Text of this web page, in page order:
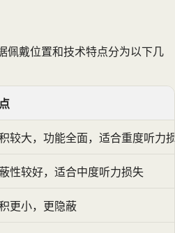
佩戴位置和技术特点分为以下几
较大，功能全面，适合重度听力
性较好，适合中度听力损失
更小，更隐蔽